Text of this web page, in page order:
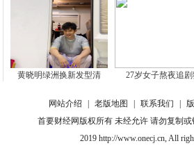
黄晓明绿洲换新发型清 27岁女子熬夜追
网站介绍 老版地图 联系我们
首要财经网版权所有 未经允许 请勿复制或
2019 http://www.onecj.cn, All